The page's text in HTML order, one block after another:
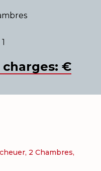
1
charges: €
2 Chambres,